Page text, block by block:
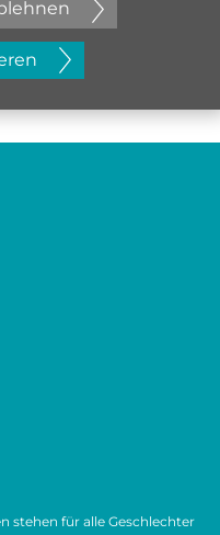
stehen für alle Geschlechter